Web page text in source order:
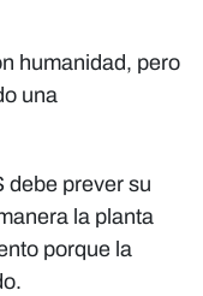
humanidad, pero
una
debe prever su
la planta
porque la